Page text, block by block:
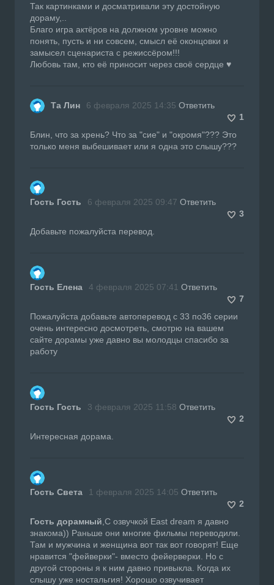
Так картинками и досматривали эту достойную
дораму,..
Благо игра актёров на должном уровне можно
понять, пусть и ни совсем, смысл её оконцовки и
замысел сценариста с режиссёром!!!
Любовь там, кто её приносит через своё сердце ♥
Та Лин 6 февраля 2025 14:35 Ответить
1
Блин, что за хрень? Что за "сие" и "окромя"??? Это
только меня выбешивает или я одна это слышу???
Гость Гость 6 февраля 2025 09:47 Ответить
3
Добавьте пожалуйста перевод.
Гость Елена 4 февраля 2025 07:41 Ответить
7
Пожалуйста добавьте автоперевод с 33 по36 серии
очень интересно досмотреть, смотрю на вашем
сайте дорамы уже давно вы молодцы спасибо за
работу
Гость Гость 3 февраля 2025 11:58 Ответить
2
Интересная дорама.
Гость Света 1 февраля 2025 14:05 Ответить
2
Гость дорамный ,С озвучкой East dream я давно
знакома)) Раньше они многие фильмы переводили.
Там и мужчина и женщина вот так вот говорят! Еще
нравится "фейверки"- вместо фейерверки. Но с
другой стороны я к ним давно привыкла. Когда их
слышу уже ностальгия! Хорошо озвучивает